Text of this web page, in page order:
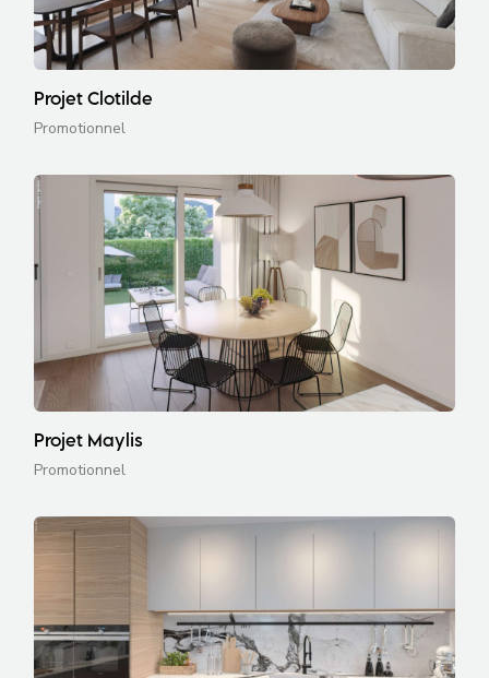
Projet Clotilde
Promotionnel
Projet Maylis
Promotionnel